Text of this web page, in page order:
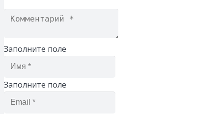
Заполните поле
Заполните поле